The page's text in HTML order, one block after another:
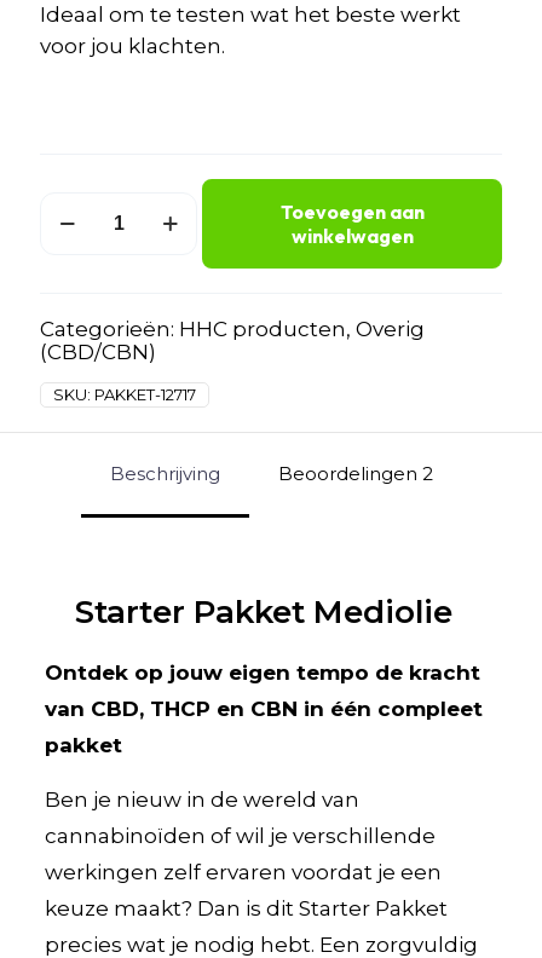
Ideaal om te testen wat het beste werkt
voor jou klachten.
pakket
Toevoegen aan
winkelwagen
Categorieën: HHC producten, Overig
(CBD/CBN)
SKU: PAKKET-12717
Beschrijving Beoordelingen 2
Starter Pakket Mediolie
Ontdek op jouw eigen tempo de kracht
van CBD, THCP en CBN in één compleet
pakket
Ben je nieuw in de wereld van
cannabinoïden of wil je verschillende
werkingen zelf ervaren voordat je een
keuze maakt? Dan is dit Starter Pakket
precies wat je nodig hebt. Een zorgvuldig